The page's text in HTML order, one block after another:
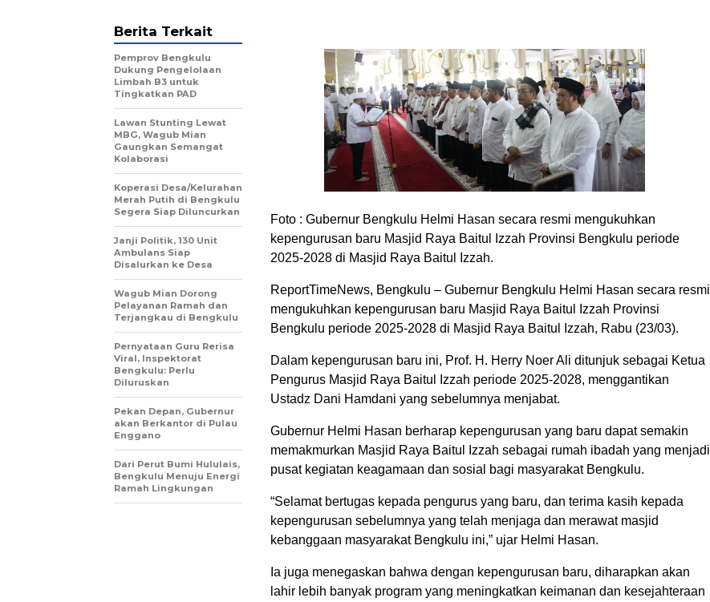
Foto : Gubernur Bengkulu Helmi Hasan secara resmi mengukuhkan
kepengurusan baru Masjid Raya Baitul Izzah Provinsi Bengkulu periode
2025-2028 di Masjid Raya Baitul Izzah.
ReportTimeNews, Bengkulu – Gubernur Bengkulu Helmi Hasan secara resmi
mengukuhkan kepengurusan baru Masjid Raya Baitul Izzah Provinsi
Bengkulu periode 2025-2028 di Masjid Raya Baitul Izzah, Rabu (23/03).
Dalam kepengurusan baru ini, Prof. H. Herry Noer Ali ditunjuk sebagai Ketua
Pengurus Masjid Raya Baitul Izzah periode 2025-2028, menggantikan
Ustadz Dani Hamdani yang sebelumnya menjabat.
Gubernur Helmi Hasan berharap kepengurusan yang baru dapat semakin
memakmurkan Masjid Raya Baitul Izzah sebagai rumah ibadah yang menjadi
pusat kegiatan keagamaan dan sosial bagi masyarakat Bengkulu.
“Selamat bertugas kepada pengurus yang baru, dan terima kasih kepada
kepengurusan sebelumnya yang telah menjaga dan merawat masjid
kebanggaan masyarakat Bengkulu ini,” ujar Helmi Hasan.
Ia juga menegaskan bahwa dengan kepengurusan baru, diharapkan akan
lahir lebih banyak program yang meningkatkan keimanan dan kesejahteraan
Berita Terkait
Pemprov Bengkulu
Dukung Pengelolaan
Limbah B3 untuk
Tingkatkan PAD
Lawan Stunting Lewat
MBG, Wagub Mian
Gaungkan Semangat
Kolaborasi
Koperasi Desa/Kelurahan
Merah Putih di Bengkulu
Segera Siap Diluncurkan
Janji Politik, 130 Unit
Ambulans Siap
Disalurkan ke Desa
Wagub Mian Dorong
Pelayanan Ramah dan
Terjangkau di Bengkulu
Pernyataan Guru Rerisa
Viral, Inspektorat
Bengkulu: Perlu
Diluruskan
Pekan Depan, Gubernur
akan Berkantor di Pulau
Enggano
Dari Perut Bumi Hululais,
Bengkulu Menuju Energi
Ramah Lingkungan